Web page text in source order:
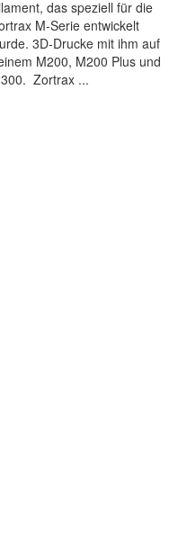
das speziell für die
M-Serie entwickelt
3D-Drucke mit ihm auf
M200, M200 Plus und
Zortrax ...